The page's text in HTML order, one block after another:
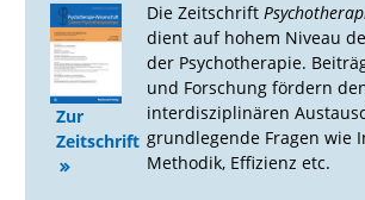
Zur
Zeitschrift
Die Zeitschrift
dient auf hohem Niveau
der Psychotherapie.
und Forschung fördern
interdisziplinären
grundlegende Fragen wie
Methodik, Effizienz etc.